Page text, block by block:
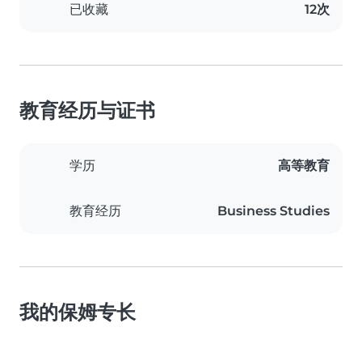
已收藏 12次
教育经历与证书
学历 高等教育
教育经历 Business Studies
我的保姆专长